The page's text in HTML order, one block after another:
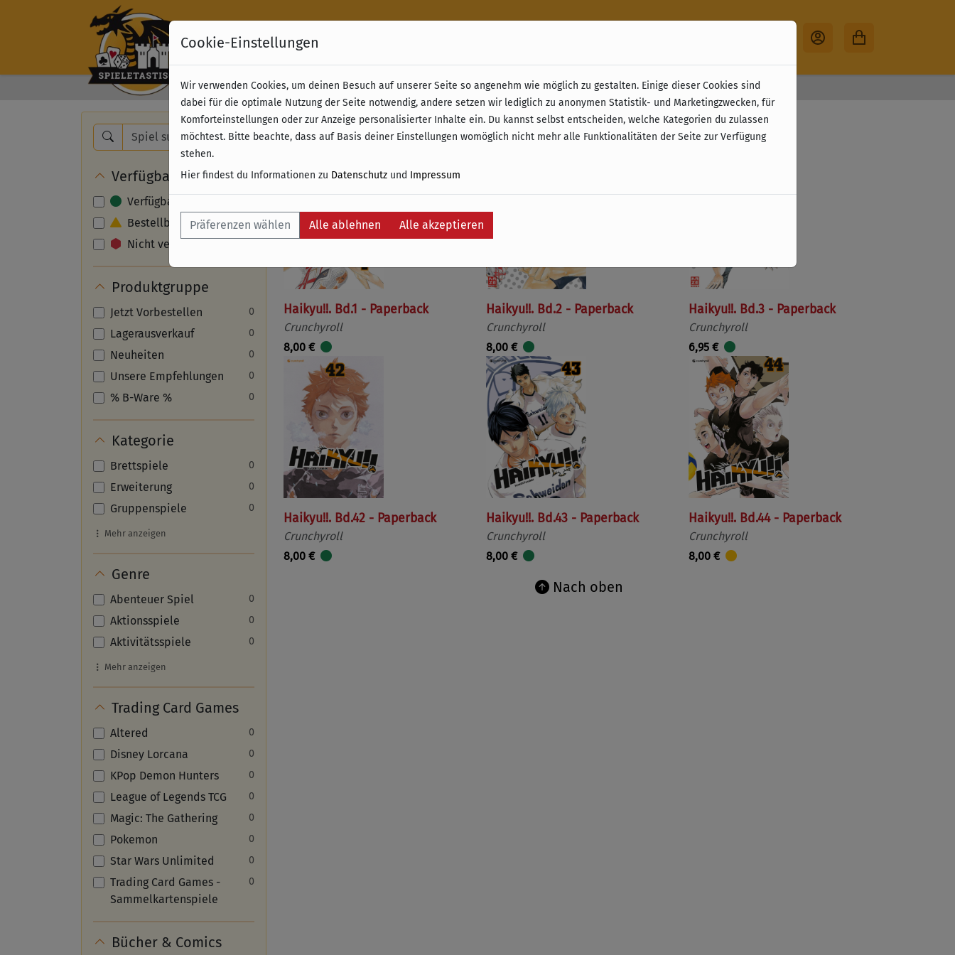
Kostenloser Versand & Retoure ab 49 € (innerhalb Deutschlands) 30 Tage Rückgabe
Verfügbarkeit
Verfügbar
Bestellbar
Nicht verfügbar
Produktgruppe
Jetzt Vorbestellen 0
Lagerausverkauf 0
Neuheiten 0
Unsere Empfehlungen 0
% B-Ware % 0
Kategorie
Brettspiele 0
Erweiterung 0
Gruppenspiele 0
Mehr anzeigen
Genre
Abenteuer Spiel 0
Aktionsspiele 0
Aktivitätsspiele 0
Mehr anzeigen
Trading Card Games
Altered 0
Disney Lorcana 0
KPop Demon Hunters 0
League of Legends TCG 0
Magic: The Gathering 0
Pokemon 0
Star Wars Unlimited 0
Trading Card Games -
Sammelkartenspiele
0
Bücher & Comics
Name
Haikyu!!. Bd.1 - Paperback
Crunchyroll
8,00 €
Haikyu!!. Bd.2 - Paperback
Crunchyroll
8,00 €
Haikyu!!. Bd.3 - Paperback
Crunchyroll
6,95 €
Haikyu!!. Bd.42 - Paperback
Crunchyroll
8,00 €
Haikyu!!. Bd.43 - Paperback
Crunchyroll
8,00 €
Haikyu!!. Bd.44 - Paperback
Crunchyroll
8,00 €
Nach oben
Cookie-Einstellungen
Wir verwenden Cookies, um deinen Besuch auf unserer Seite so angenehm wie möglich zu gestalten. Einige dieser Cookies sind
dabei für die optimale Nutzung der Seite notwendig, andere setzen wir lediglich zu anonymen Statistik- und Marketingzwecken, für
Komforteinstellungen oder zur Anzeige personalisierter Inhalte ein. Du kannst selbst entscheiden, welche Kategorien du zulassen
möchtest. Bitte beachte, dass auf Basis deiner Einstellungen womöglich nicht mehr alle Funktionalitäten der Seite zur Verfügung
stehen.
Hier findest du Informationen zu Datenschutz und Impressum
Präferenzen wählen Alle ablehnen Alle akzeptieren